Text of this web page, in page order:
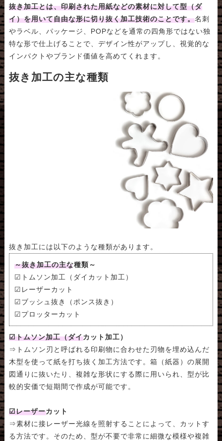
抜き加工とは、印刷された用紙などの素材に対して型（ダ
イ）を用いて自由な形に切り抜く加工技術のことです。名刺
やラベル、パッケージ、POPなどを通常の四角形ではない独
特な形で仕上げることで、デザイン性がアップし、視覚的な
インパクトやブランド価値を高めてくれます。
抜き加工の主な種類
抜き加工には以下のような種類があります。
～抜き加工の主な種類～
☑トムソン加工（ダイカット加工）
☑レーザーカット
☑ブッシュ抜き（ポンス抜き）
☑プロッターカット
☑トムソン加工（ダイカット加工）
⇒トムソン刃と呼ばれる印刷物に合わせた刃物を埋め込んだ
木型を使って紙を打ち抜く加工方法です。箱（紙器）の展開
図通りに抜いたり、複雑な形状にする際に用いられ、型が比
較的安価で短期間で作成が可能です。
☑レーザーカット
⇒素材に接レーザー光線を照射することによって、カットす
る方法です。そのため、型が不要で非常に細微な模様や複雑